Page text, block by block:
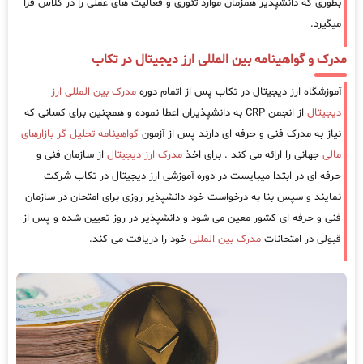
بطوری که دانشپذیر همزمان موارد تئوری و فعالیت های عملی را در کلاس فرا
میگیرد.
مدرک و گواهینامه بین المللی ارز دیجیتال در تکاب
آموزشگاه ارز دیجیتال در تکاب پس از اتمام دوره مدرک بین المللی ارز
دیجیتال
از انجمن CRP به دانشپذیران اعطا نموده و همچنین برای کسانی که
نیاز به مدرک فنی و حرفه ای دارند پس از آزمون گواهینامه تحلیل گر بازارهای
مالی جهانی را ارائه می کند . برای اخذ مدرک ارز دیجیتال از سازمان فنی و
حرفه ای در ابتدا میبایست در دوره آموزشی ارز دیجیتال در تکاب شرکت
نمایند و سپس بنا به درخواست خود دانشپذیر روزی برای امتحان در سازمان
فنی و حرفه ای کشور معین می شود و دانشپذیر در روز تعیین شده و پس از
قبولی در امتحانات مدرک بین المللی خود را دریافت می کند.